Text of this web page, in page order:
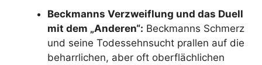
Beckmanns Verzweiflung und das Duell
mit dem „Anderen“: Beckmanns Schmerz
und seine Todessehnsucht prallen auf die
beharrlichen, aber oft oberflächlichen